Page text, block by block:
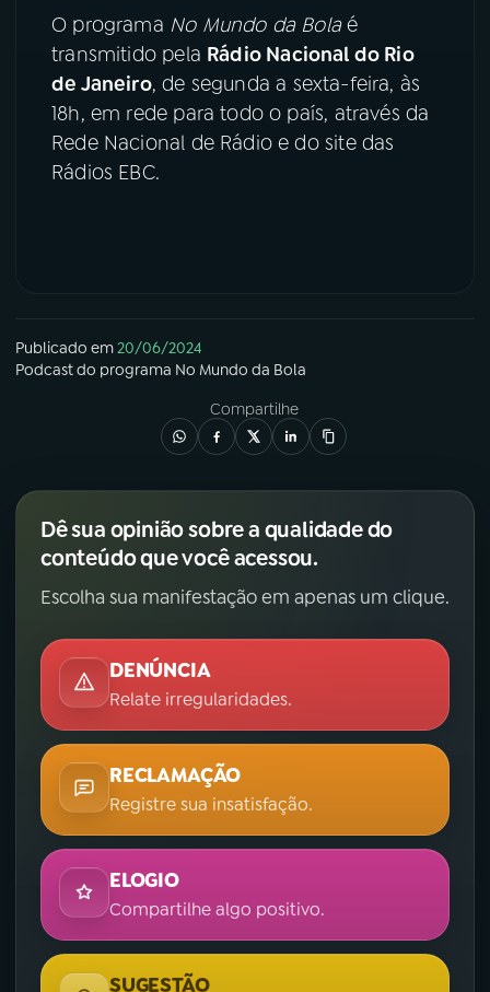
O programa No Mundo da Bolaé
transmitido pela Rádio Nacional do Rio
de Janeiro, de segunda a sexta-feira, às
18h, em rede para todo o país, através da
Rede Nacional de Rádio e do site das
Rádios EBC.
Publicado em20/06/2024
Podcastdo programa No Mundo da Bola
Compartilhe
Dê sua opinião sobre a qualidade do
conteúdo que você acessou.
Escolha sua manifestação em apenas um clique.
DENÚNCIA
Relate irregularidades.
RECLAMAÇÃO
Registre sua insatisfação.
ELOGIO
Compartilhe algo positivo.
SUGESTÃO